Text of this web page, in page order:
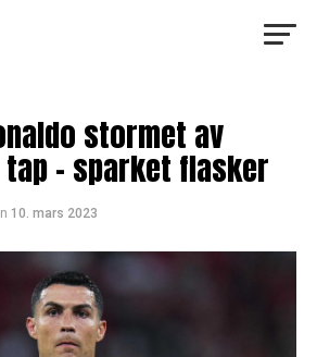
stormet av
– sparket flasker
10. mars 2023